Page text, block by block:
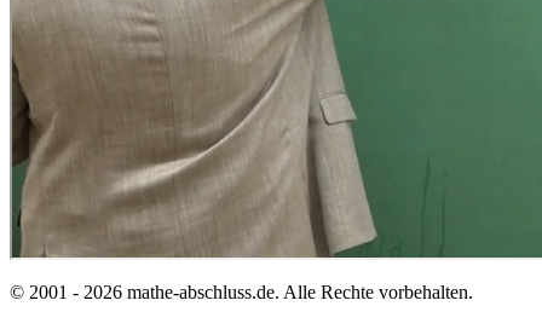
© 2001 - 2026 mathe-abschluss.de. Alle Rechte vorbehalten.